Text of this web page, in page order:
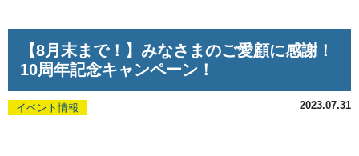
【8月末まで！】みなさまのご愛顧に感謝！
10周年記念キャンペーン！
イベント情報 2023.07.31